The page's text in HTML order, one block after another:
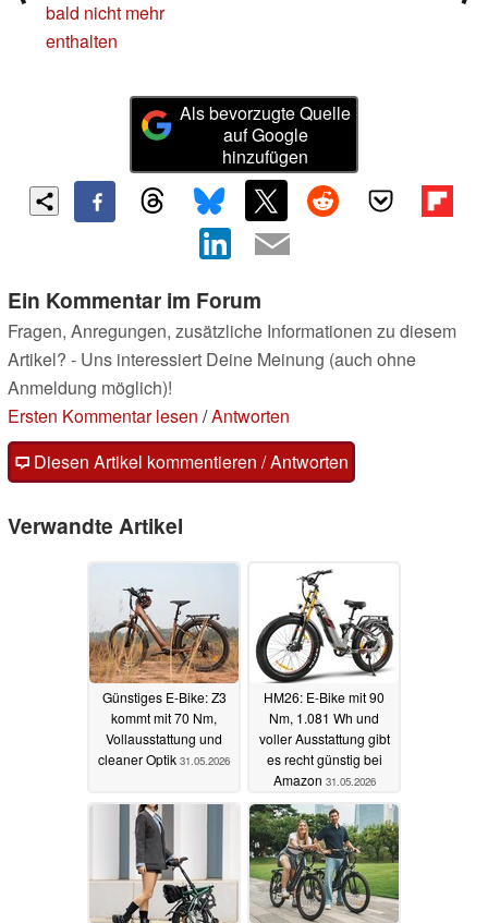
bald nicht mehr
enthalten
Als bevorzugte Quelle
auf Google
hinzufügen
Ein Kommentar im Forum
Fragen, Anregungen, zusätzliche Informationen zu diesem
Artikel? - Uns interessiert Deine Meinung (auch ohne
Anmeldung möglich)!
Ersten Kommentar lesen /Antworten
Diesen Artikel kommentieren / Antworten
Verwandte Artikel
Günstiges E-Bike: Z3
kommt mit 70 Nm,
Vollausstattung und
cleaner Optik 31.05.2026
HM26: E-Bike mit 90
Nm, 1.081 Wh und
voller Ausstattung gibt
es recht günstig bei
Amazon 31.05.2026